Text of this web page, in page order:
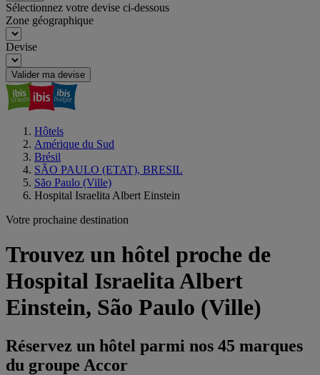
Sélectionnez votre devise ci-dessous
Zone géographique
Devise
Valider ma devise
Hôtels
Amérique du Sud
Brésil
SÃO PAULO (ETAT), BRESIL
São Paulo (Ville)
Hospital Israelita Albert Einstein
Votre prochaine destination
Trouvez un hôtel proche de
Hospital Israelita Albert
Einstein, São Paulo (Ville)
Réservez un hôtel parmi nos 45 marques
du groupe Accor